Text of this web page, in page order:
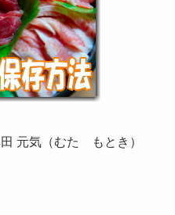
元気（むた もとき）